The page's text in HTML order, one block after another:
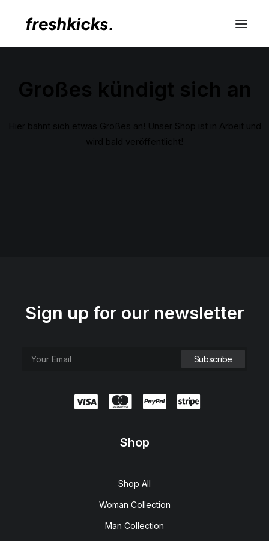
Großes kündigt sich an
Hier bahnt sich etwas Großes an! Unser Shop ist in Arbeit und
wird bald veröffentlicht!
Sign up for our newsletter
Shop
Shop All
Woman Collection
Man Collection